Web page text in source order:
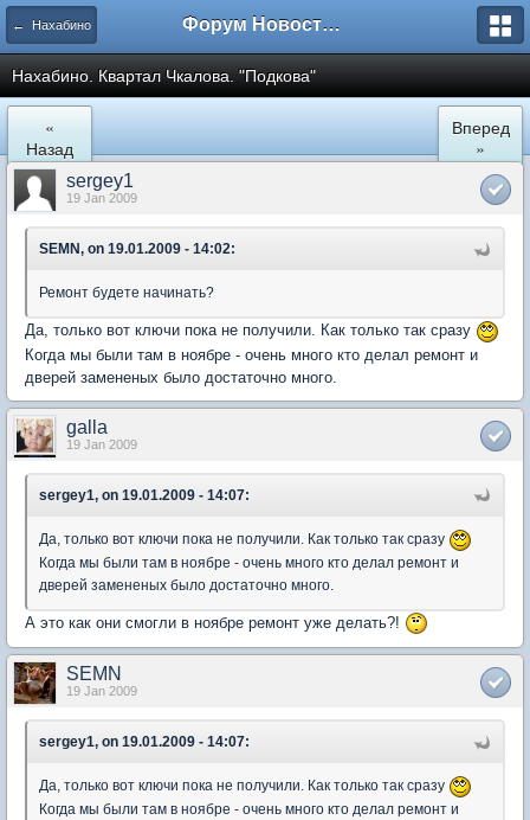
← Нахабино Форум Новостройки
Нахабино. Квартал Чкалова. "Подкова"
«
Назад
Вперед
»
sergey1
19 Jan 2009
SEMN, on 19.01.2009 - 14:02:
Ремонт будете начинать?
Да, только вот ключи пока не получили. Как только так сразу
Когда мы были там в ноябре - очень много кто делал ремонт и
дверей замененых было достаточно много.
galla
19 Jan 2009
sergey1, on 19.01.2009 - 14:07:
Да, только вот ключи пока не получили. Как только так сразу
Когда мы были там в ноябре - очень много кто делал ремонт и
дверей замененых было достаточно много.
А это как они смогли в ноябре ремонт уже делать?!
SEMN
19 Jan 2009
sergey1, on 19.01.2009 - 14:07:
Да, только вот ключи пока не получили. Как только так сразу
Когда мы были там в ноябре - очень много кто делал ремонт и